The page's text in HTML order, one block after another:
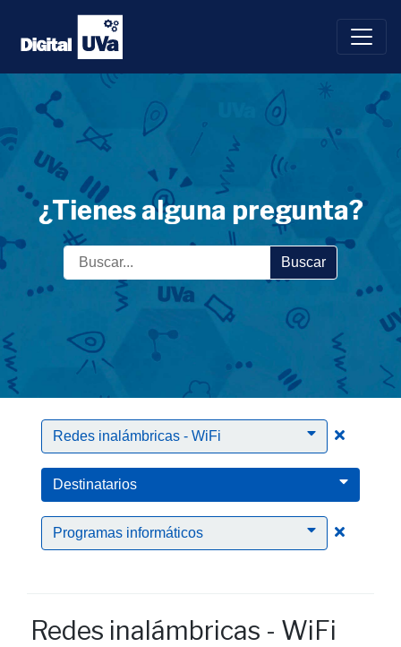
Saltar
contenido
¿Tienes alguna pregunta?
Buscar
Redes inalámbricas - WiFi Clic
Destinatarios
Programas informáticos Clic
Redes inalámbricas - WiFi